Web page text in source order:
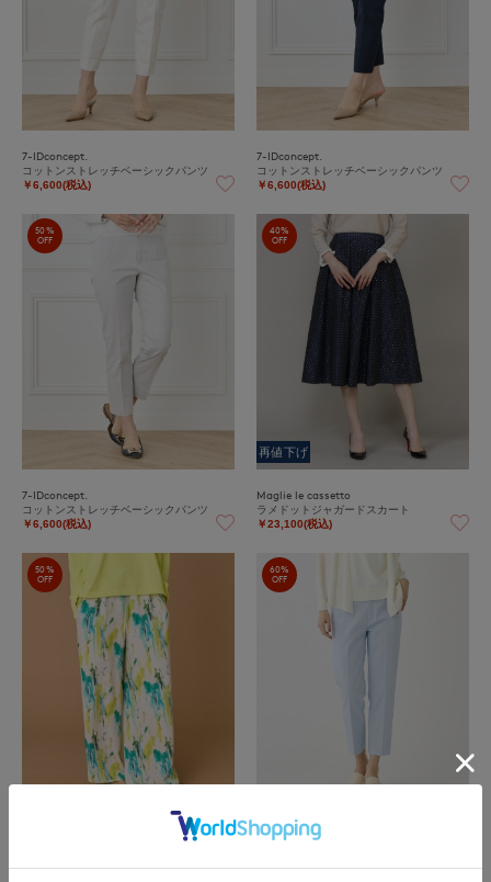
7-IDconcept.
コットンストレッチベーシックパンツ
￥6,600(税込)
7-IDconcept.
コットンストレッチベーシックパンツ
￥6,600(税込)
50%
OFF
7-IDconcept.
コットンストレッチベーシックパンツ
￥6,600(税込)
40%
OFF
再値下げ
Maglie le cassetto
ラメドットジャガードスカート
￥23,100(税込)
50%
OFF
60%
OFF
DAY by DAY It's international